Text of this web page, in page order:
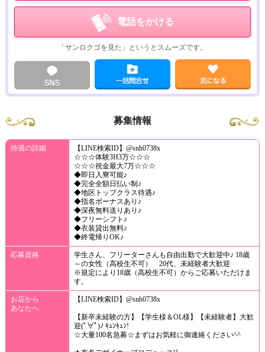
電話をかける
「サンロクゴを見た」というとスムーズです。
募集情報
待遇の詳細
【LINE検索ID】@snh0738x
☆☆☆体験3H3万☆☆☆
☆☆☆祝金最大7万☆☆☆
◆即日入寮可能♪
◆完全全額日払い制♪
◆地区トップクラス待遇♪
◆指名ボーナスあり♪
◆深夜無料送りあり♪
◆フリーシフト♪
◆衣装貸出無料♪
◆終電帰りOK♪
応募資格
学生さん、フリーターさんも自由出勤で大歓迎中♪ 18歳
～の女性（高校生不可） 20代、未経験者大歓迎
※規定により18歳（高校生不可）からご応募いただけま
す。
お店から
あなたへ
【LINE検索ID】@snh0738x
【新卒未経験の方】【学生様＆OL様】【未経験者】大歓
迎(ﾟ∀ﾟ)ﾉ ｷｭﾝｷｭﾝ!
☆大量100名急募☆まずはお気軽に御連絡ください^^